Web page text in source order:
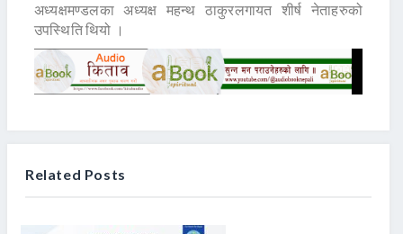
अध्यक्षमण्डलका अध्यक्ष महन्थ ठाकुरलगायत शीर्ष नेताहरुको
उपस्थिति थियो ।
Related Posts